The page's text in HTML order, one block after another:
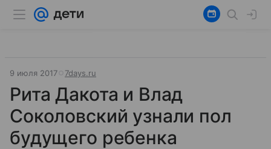
9 июля 2017 7days.ru
Рита Дакота и Влад
Соколовский узнали пол
будущего ребенка